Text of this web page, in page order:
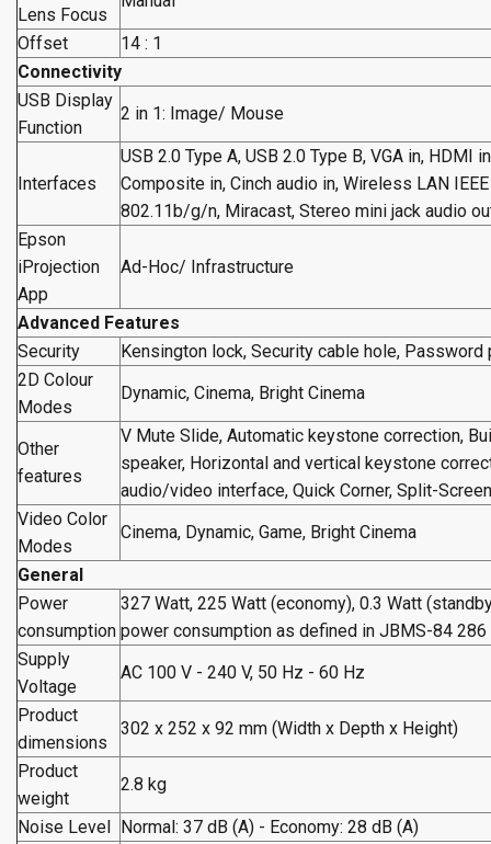
Lens Focus
Offset
14 : 1
Connectivity
USB Display
Function
2 in 1: Image/ Mouse
Interfaces
USB 2.0 Type A, USB 2.0 Type B, VGA in, HDMI
Composite in, Cinch audio in, Wireless LAN IEEE
802.11b/g/n, Miracast, Stereo mini jack audio
Epson
iProjection
App
Ad-Hoc/ Infrastructure
Advanced Features
Security
Kensington lock, Security cable hole, Password
2D Colour
Modes
Dynamic, Cinema, Bright Cinema
Other
features
V Mute Slide, Automatic keystone correction,
speaker, Horizontal and vertical keystone
audio/video interface, Quick Corner, Split-
Video Color
Modes
Cinema, Dynamic, Game, Bright Cinema
General
Power
consumption
327 Watt, 225 Watt (economy), 0.3 Watt
power consumption as defined in JBMS-84 286
Supply
Voltage
AC 100 V - 240 V, 50 Hz - 60 Hz
Product
dimensions
302‎ x 252 x 92 mm (Width x Depth x Height)
Product
weight
2.8 kg
Noise Level
Normal: 37 dB (A) - Economy: 28 dB (A)